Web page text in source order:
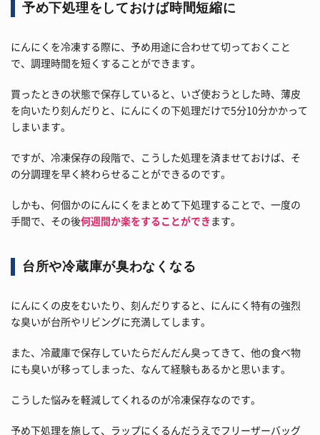
予め下処理をしておけば時間短縮に
にんにくを冷凍する際に、予め用途に合わせて切っておくこと
で、調理時間を短くすることができます。
買ったときの状態で保存していると、いざ使おうとした時、薄皮
を向いたり刻んだりと、にんにくの下処理だけで5分10分かかって
しまいます。
ですが、冷凍保存の段階で、こうした処理を済ませておけば、そ
の分調理を早く終わらせることができるのです。
しかも、何個かのにんにくをまとめて下処理することで、一度の
手間で、その後何週間か楽をすることができ ます。
台所や冷蔵庫が臭わなくなる
にんにくの皮をむいたり、刻んだりすると、にんにく特有の強烈
な臭いが台所やリビングに充満してします。
また、冷蔵庫で保存していたらだんだん臭ってきて、他の食べ物
にも臭いが移ってしまった、なんて経験もあるかと思います。
こうした悩みを軽減してくれるのが冷凍保存なのです。
予め下処理を施して、ラップにくるんだうえでフリーザーバッグ